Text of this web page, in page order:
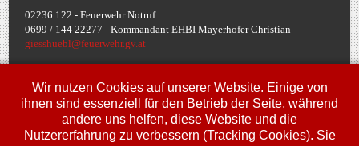
02236 122 - Feuerwehr Notruf
0699 / 144 22277 - Kommandant EHBI Mayerhofer Christian
giesshuebl@feuerwehr.gv.at
Termine
Fr, 10. Jul.
00:00 Uhr
Wir nutzen Cookies auf unserer Website. Einige von
ihnen sind essenziell für den Betrieb der Seite, während
andere uns helfen, diese Website und die
Nutzererfahrung zu verbessern (Tracking Cookies). Sie